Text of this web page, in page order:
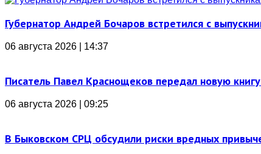
Губернатор Андрей Бочаров встретился с
06 августа 2026 | 14:37
Писатель Павел Краснощеков передал новую
06 августа 2026 | 09:25
В Быковском СРЦ обсудили риски вредных